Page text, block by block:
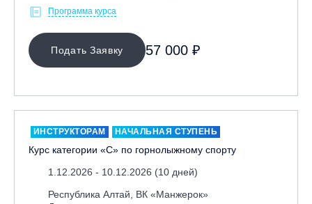
МЕСТО ПРОВЕДЕНИЯ
Байкальск, ГЛЦ «Гора Соболиная»
Грузия, ГК «Гудаури»
Дистанционно
Екатеринбург, ГЛЦ «Уктус»
Ижевск, КАО «Нечкино»
Иркутск, ГЛЦ «Олха»
Программа курса
Подать Заявку 57 000 ₽
ИНСТРУКТОРАМ НАЧАЛЬНАЯ СТУПЕНЬ
Курс категории «С» по горнолыжному спорту
1.12.2026 - 10.12.2026 (10 дней)
Республика Алтай, ВК «Манжерок»